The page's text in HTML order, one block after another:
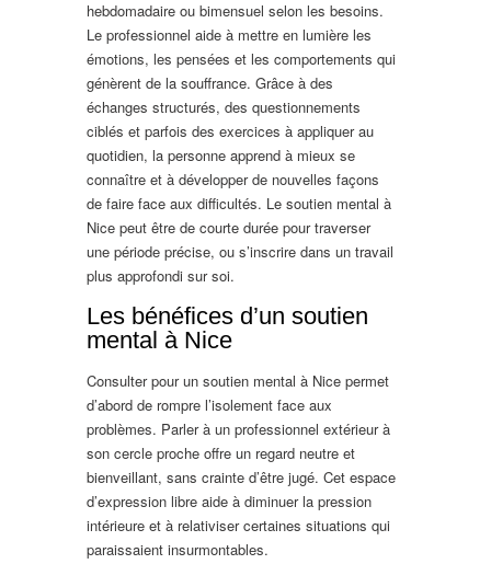
hebdomadaire ou bimensuel selon les besoins.
Le professionnel aide à mettre en lumière les
émotions, les pensées et les comportements qui
génèrent de la souffrance. Grâce à des
échanges structurés, des questionnements
ciblés et parfois des exercices à appliquer au
quotidien, la personne apprend à mieux se
connaître et à développer de nouvelles façons
de faire face aux difficultés. Le soutien mental à
Nice peut être de courte durée pour traverser
une période précise, ou s’inscrire dans un travail
plus approfondi sur soi.
Les bénéfices d’un soutien
mental à Nice
Consulter pour un soutien mental à Nice permet
d’abord de rompre l’isolement face aux
problèmes. Parler à un professionnel extérieur à
son cercle proche offre un regard neutre et
bienveillant, sans crainte d’être jugé. Cet espace
d’expression libre aide à diminuer la pression
intérieure et à relativiser certaines situations qui
paraissaient insurmontables.